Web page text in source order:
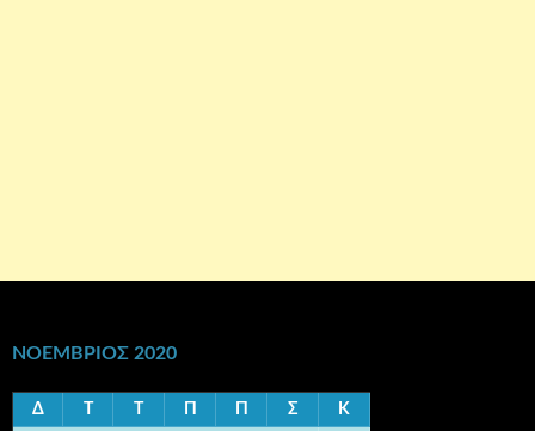
ΝΟΈΜΒΡΙΟΣ 2020
Δ Σ Κ